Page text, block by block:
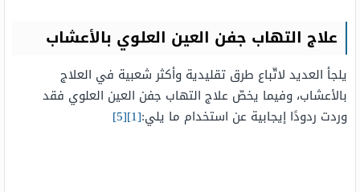
علاج التهاب جفن العين العلوي بالأعشاب
يلجأ العديد لاتّباع طرق تقليدية وأكثر شعبية في العلاج
بالأعشاب، وفيما يخصّ علاج التهاب جفن العين العلوي فقد
وردت ردودًا إيجابية عن استخدام ما يلي:[1]
[5]